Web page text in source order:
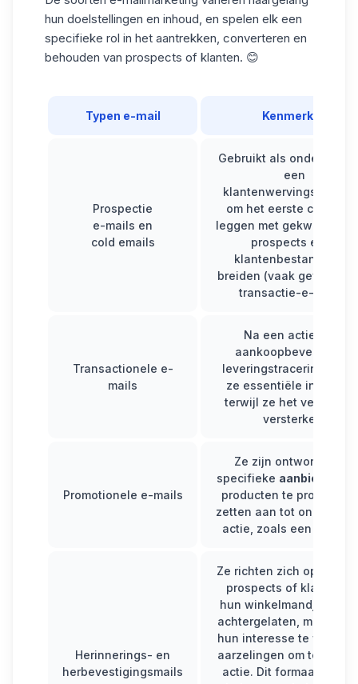
hun doelstellingen en inhoud, en spelen elk een
specifieke rol in het aantrekken, converteren en
behouden van prospects of klanten. 😊
Typen e-mail Kenmerken
Prospectie
e-mails en
cold emails
Gebruikt als onderdeel
een
om het eerste contact
leggen met
prospects en je
klantenbestand uit te
breiden (vaak gevolgd
transactie-e-mails).
Transactionele e-
mails
Na een actie (bijv.
aankoopbevestiging,
leveringstracering)
ze essentiële
terwijl ze het
versterken.
Promotionele e-mails
Ze zijn ontworpen om
specifieke aanbiedingen
producten te promoten
zetten aan tot
actie, zoals een
Herinnerings- en
herbevestigingsmails
Ze richten zich op
prospects of klanten
hun winkelmandje
achtergelaten, met als
hun interesse te
aarzelingen om te
actie. Dit formaat kan